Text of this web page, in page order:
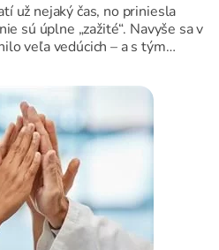
už nejaký čas, no priniesla
sú úplne „zažité“. Navyše sa v
veľa vedúcich – a s tým